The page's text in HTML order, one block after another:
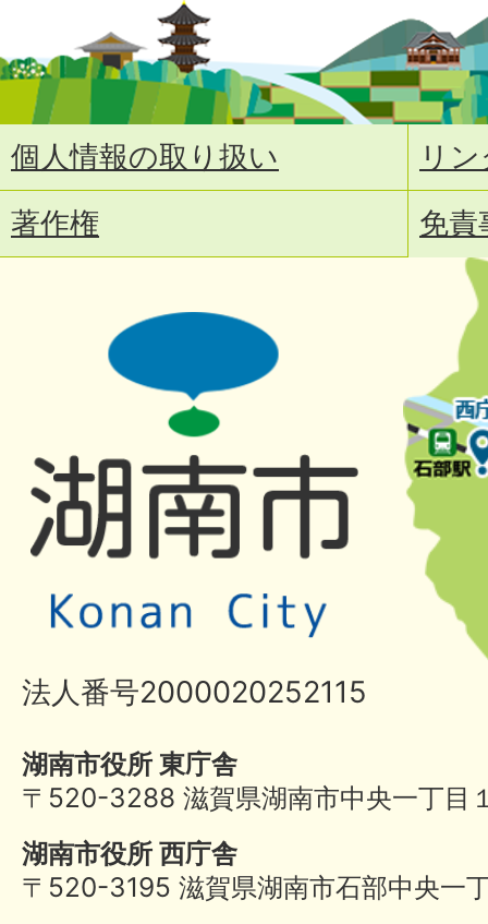
個人情報の取り扱い
リ
著作権
免責
法人番号2000020252115
湖南市役所 東庁舎
〒520-3288 滋賀県湖南市中央一丁目
湖南市役所 西庁舎
〒520-3195 滋賀県湖南市石部中央一